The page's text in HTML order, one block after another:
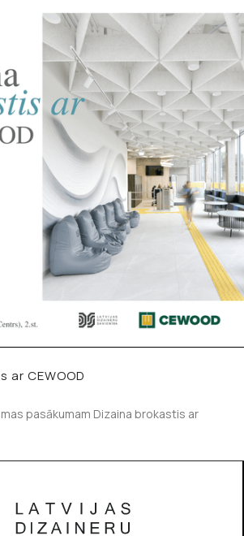
ar CEWOOD
pasākumam Dizaina brokastis ar